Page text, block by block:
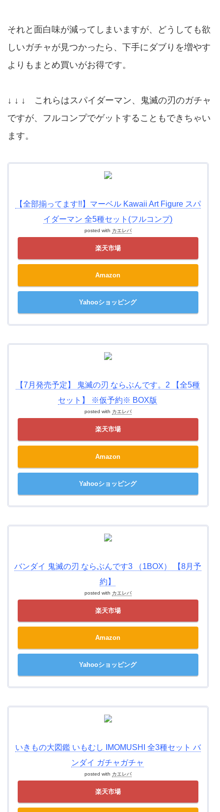
それと面白味が減ってしまいますが、どうしても欲
しいガチャが見つかったら、下手にダブりを増やす
よりもまとめ買いがお得です。
↓ ↓ ↓ これらはスパイダーマン、鬼滅の刃のガチャ
ですが、フルコンプでゲットすることもできちゃい
ます。
【全部揃ってます!!】マーベル Kawaii Art Figure スパ
イダーマン 全5種セット(フルコンプ)
posted with カエレバ
楽天市場
Amazon
Yahooショッピング
【7月発売予定】 鬼滅の刃 ならぶんです。2 【全5種
セット】 ※仮予約※ BOX版
posted with カエレバ
楽天市場
Amazon
Yahooショッピング
バンダイ 鬼滅の刃 ならぶんです3 （1BOX） 【8月予
約】
posted with カエレバ
楽天市場
Amazon
Yahooショッピング
いきもの大図鑑 いもむし IMOMUSHI 全3種セット バ
ンダイ ガチャガチャ
posted with カエレバ
楽天市場